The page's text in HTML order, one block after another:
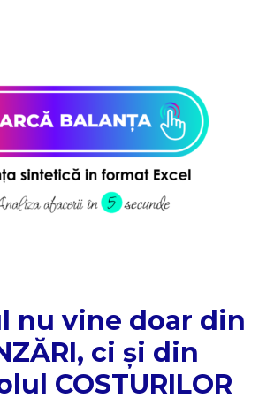
nu vine doar din
ci și din
COSTURILOR